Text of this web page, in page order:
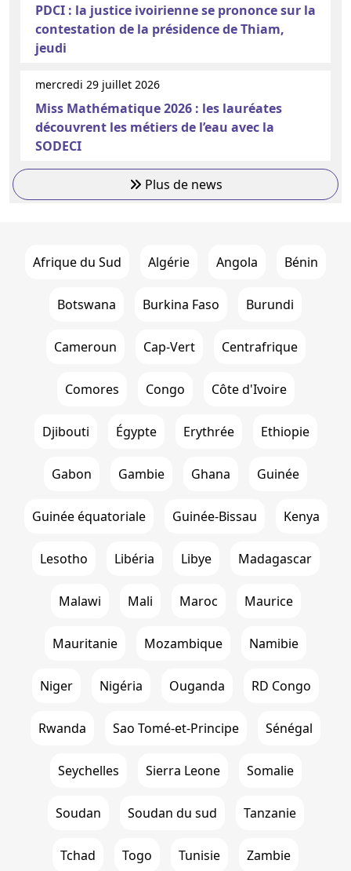
PDCI : la justice ivoirienne se prononce sur la
contestation de la présidence de Thiam,
jeudi
mercredi 29 juillet 2026
Miss Mathématique 2026 : les lauréates
découvrent les métiers de l’eau avec la
SODECI
Plus de news
Afrique du Sud Algérie Angola Bénin
Botswana Burkina Faso Burundi
Cameroun Cap-Vert Centrafrique
Comores Congo Côte d'Ivoire
Djibouti Égypte Erythrée Ethiopie
Gabon Gambie Ghana Guinée
Guinée équatoriale Guinée-Bissau Kenya
Lesotho Libéria Libye Madagascar
Malawi Mali Maroc Maurice
Mauritanie Mozambique Namibie
Niger Nigéria Ouganda RD Congo
Rwanda Sao Tomé-et-Principe Sénégal
Seychelles Sierra Leone Somalie
Soudan Soudan du sud Tanzanie
Tchad Togo Tunisie Zambie